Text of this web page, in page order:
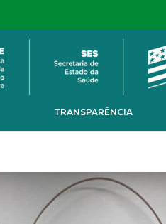
TRANSPARÊNCIA